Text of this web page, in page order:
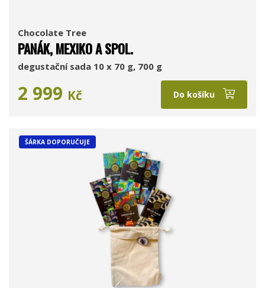
Chocolate Tree
PANÁK, MEXIKO A SPOL.
degustační sada 10 x 70 g, 700 g
2 999 Kč Do košíku
ŠÁRKA DOPORUČUJE